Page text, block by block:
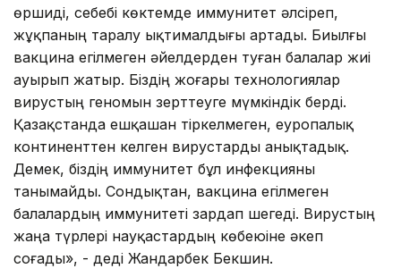
өршиді, себебі көктемде иммунитет әлсіреп,
жұқпаның таралу ықтималдығы артады. Биылғы
вакцина егілмеген әйелдерден туған балалар жиі
ауырып жатыр. Біздің жоғары технологиялар
вирустың геномын зерттеуге мүмкіндік берді.
Қазақстанда ешқашан тіркелмеген, еуропалық
континенттен келген вирустарды анықтадық.
Демек, біздің иммунитет бұл инфекцияны
танымайды. Сондықтан, вакцина егілмеген
балалардың иммунитеті зардап шегеді. Вирустың
жаңа түрлері науқастардың көбеюіне әкеп
соғады», - деді Жандарбек Бекшин.